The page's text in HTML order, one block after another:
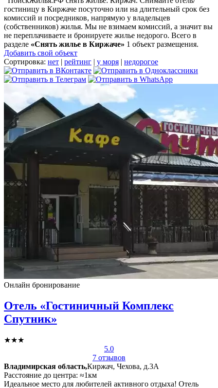
гостиницу в Киржаче посуточно или на длительный срок без
комиссий и посредников, напрямую у владельцев
(собственников) жилья. Мы не взимаем комиссий, а значит вы
не переплачиваете и бронируете жилье недорого. Всего в
разделе «Снять жилье в Киржаче» 1 объект размещения.
Добавить свой объект
Сортировка: нет | рейтинг | у моря | недорогое
Онлайн бронирование
Отель «Гостиничный Комплекс
Спутник»
★★★
5.0
7 отзывов
Владимирская область,Киржач, Чехова, д.3А
Расстояние до центра: ≈1км
Идеальное место для любителей активного отдыха! Отель